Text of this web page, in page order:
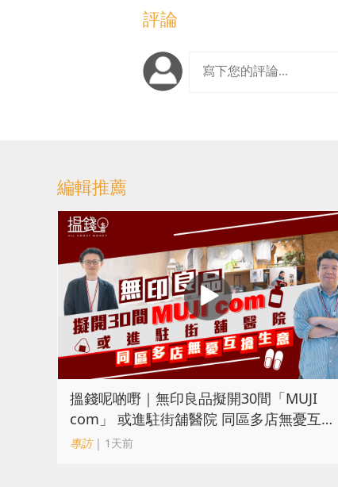
評論
編輯推薦
搵錢呢啲嘢｜無印良品擬開30間「MUJI
com」 或進駐街舖醫院 同區多店無憂互搶
生意
專訪| 1天前